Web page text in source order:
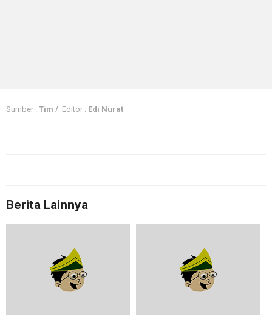
Sumber : Tim / Editor : Edi Nurat
Berita Lainnya